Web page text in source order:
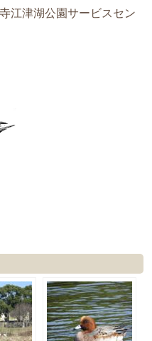
江津湖公園サービスセン